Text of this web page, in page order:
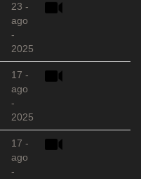
23 -
ago
-
2025
17 -
ago
-
2025
17 -
ago
-